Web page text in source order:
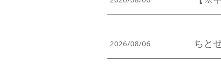
2026/08/06 ちと